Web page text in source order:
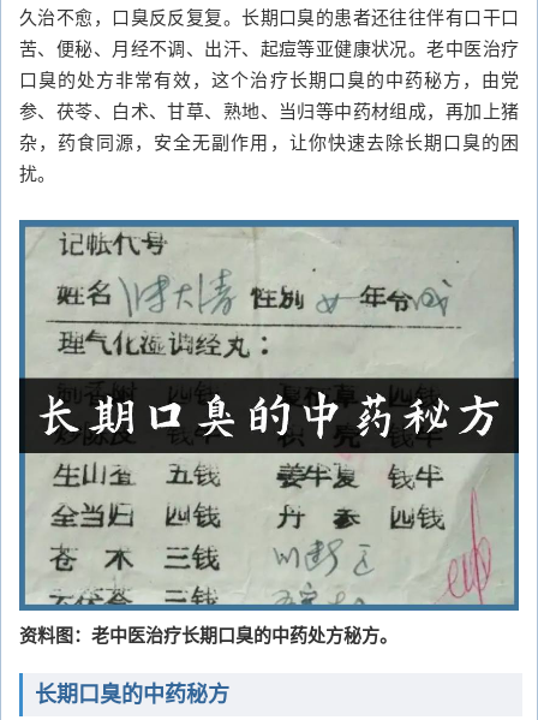
久治不愈，口臭反反复复。长期口臭的患者还往往伴有口干口
苦、便秘、月经不调、出汗、起痘等亚健康状况。老中医治疗
口臭的处方非常有效，这个治疗长期口臭的中药秘方，由党
参、茯苓、白术、甘草、熟地、当归等中药材组成，再加上猪
杂，药食同源，安全无副作用，让你快速去除长期口臭的困
扰。
资料图：老中医治疗长期口臭的中药处方秘方。
长期口臭的中药秘方